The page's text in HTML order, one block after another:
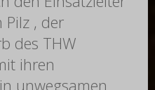
Pilz , der
des THW
ihren
unwegsamen